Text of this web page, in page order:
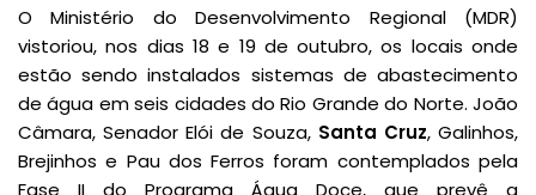
O Ministério do Desenvolvimento Regional (MDR)
vistoriou, nos dias 18 e 19 de outubro, os locais onde
estão sendo instalados sistemas de abastecimento
de água em seis cidades do Rio Grande do Norte. João
Câmara, Senador Elói de Souza, Santa Cruz, Galinhos,
Brejinhos e Pau dos Ferros foram contemplados pela
Fase II do Programa Água Doce, que prevê a